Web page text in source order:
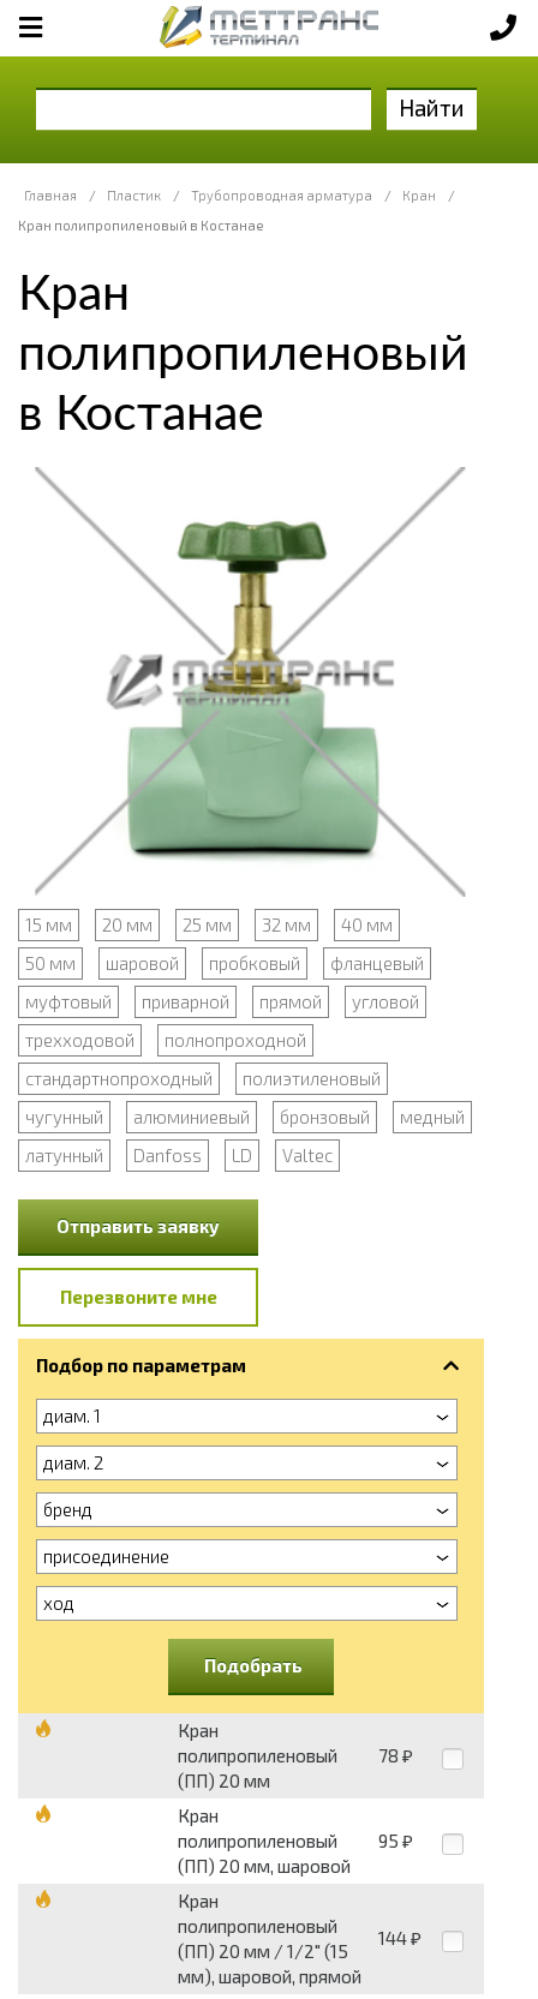
Найти
Главная / Пластик / Трубопроводная арматура / Кран
/
Кран полипропиленовый в Костанае
Кран
полипропиленовый
в Костанае
15 мм 20 мм 25 мм 32 мм
40 мм
50 мм
шаровой пробковый
фланцевый
муфтовый
приварной прямой
угловой
трехходовой
полнопроходной
стандартнопроходный
полиэтиленовый
чугунный
алюминиевый бронзовый
медный
латунный
Danfoss LD Valtec
Отправить заявку
Перезвоните мне
Подбор по параметрам
диам. 1
диам. 2
бренд
присоединение
ход
Подобрать
Кран
полипропиленовый
(ПП) 20 мм
78 ₽
Кран
полипропиленовый
(ПП) 20 мм, шаровой
95 ₽
Кран
полипропиленовый
(ПП) 20 мм / 1/2" (15
мм), шаровой, прямой
144 ₽